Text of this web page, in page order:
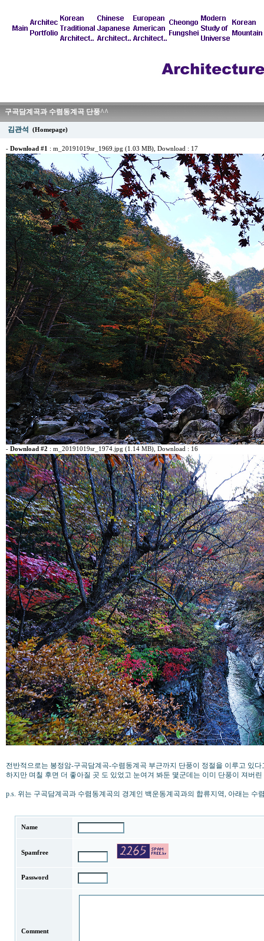
구곡담계곡과 수렴동계곡 단풍^^
김관석 (Homepage)
- Download #1 : m_20191019sr_1969.jpg (1.03 MB) , Download : 17
- Download #2 : m_20191019sr_1974.jpg (1.14 MB), Download : 16
전반적으로는 봉정암-구곡담계곡-수렴동계곡 부근까지 단풍이 정절을 이루고 있
하지만 며칠 후면 더 좋아질 곳 도 있었고 눈여겨 봐둔 몇군데는 이미 단풍이 져버
p.s. 위는 구곡담계곡과 수렴동계곡의 경계인 백운동계곡과의 합류지역, 아래는 수
Name
Spamfree
Password
Comment